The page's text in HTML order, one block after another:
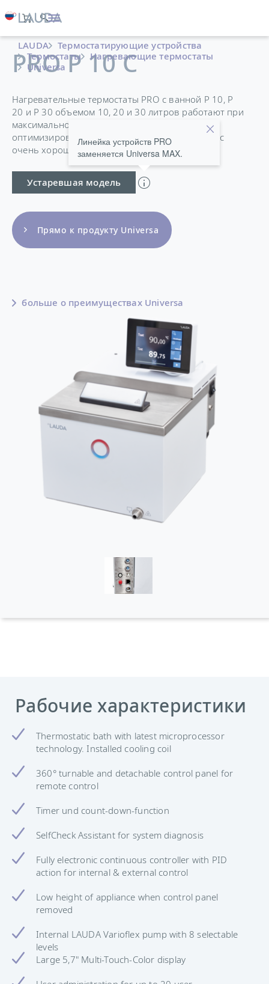
LAUDA
Термостатирующие устройства
Термостаты
Нагревающие термостаты
Universa
PRO P 10 C
Нагревательные термостаты PRO с ванной P 10, P
20 и P 30 объемом 10, 20 и 30 литров работают при
максимальной температуре 250 °C и
оптимизированы для использования в ваннах с
очень хорошей термостабильностью.
Устаревшая модель
Линейка устройств PRO
заменяется Universa MAX.
Прямо к продукту Universa
больше о преимуществах Universa
Рабочие характеристики
Thermostatic bath with latest microprocessor
technology. Installed cooling coil
360° turnable and detachable control panel for
remote control
Timer und count-down-function
SelfCheck Assistant for system diagnosis
Fully electronic continuous controller with PID
action for internal & external control
Low height of appliance when control panel
removed
Internal LAUDA Varioflex pump with 8 selectable
levels
Large 5,7" Multi-Touch-Color display